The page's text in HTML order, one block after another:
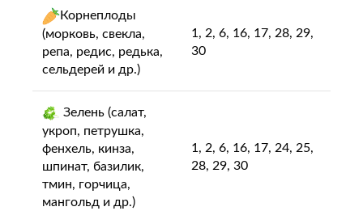
Корнеплоды
(морковь, свекла,
репа, редис, редька,
сельдерей и др.)
1, 2, 6, 16, 17, 28, 29,
30
Зелень (салат,
укроп, петрушка,
фенхель, кинза,
шпинат, базилик,
тмин, горчица,
мангольд и др.)
1, 2, 6, 16, 17, 24, 25,
28, 29, 30